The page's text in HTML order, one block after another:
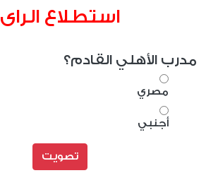
استطلاع الراى
مدرب الأهلي القادم؟
مصري
أجنبي
تصويت